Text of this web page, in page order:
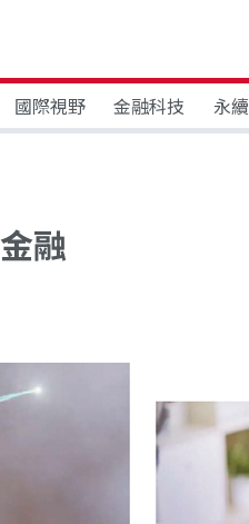
國際視野 金融科技 永
融